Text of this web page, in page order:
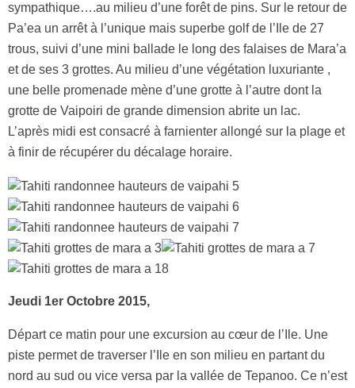
sympathique….au milieu d’une forêt de pins. Sur le retour de
Pa’ea un arrêt à l’unique mais superbe golf de l’Ile de 27
trous, suivi d’une mini ballade le long des falaises de Mara’a
et de ses 3 grottes. Au milieu d’une végétation luxuriante ,
une belle promenade mène d’une grotte à l’autre dont la
grotte de Vaipoiri de grande dimension abrite un lac.
L’après midi est consacré à farnienter allongé sur la plage et
à finir de récupérer du décalage horaire.
Jeudi 1er Octobre 2015,
Départ ce matin pour une excursion au cœur de l’Ile. Une
piste permet de traverser l’Ile en son milieu en partant du
nord au sud ou vice versa par la vallée de Tepanoo. Ce n’est